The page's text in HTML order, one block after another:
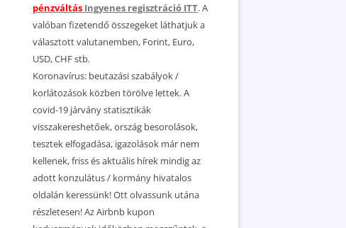
pénzváltás Ingyenes regisztráció ITT. A
valóban fizetendő összegeket láthatjuk a
választott valutanemben, Forint, Euro,
USD, CHF stb.
Koronavírus: beutazási szabályok /
korlátozások közben törölve lettek. A
covid-19 járvány statisztikák
visszakereshetőek, ország besorolások,
tesztek elfogadása, igazolások már nem
kellenek, friss és aktuális hírek mindig az
adott konzulátus / kormány hivatalos
oldalán keressünk! Ott olvassunk utána
részletesen! Az Airbnb kupon